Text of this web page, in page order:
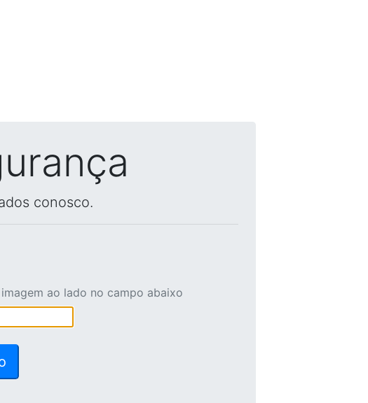
conosco.
ao lado no campo abaixo